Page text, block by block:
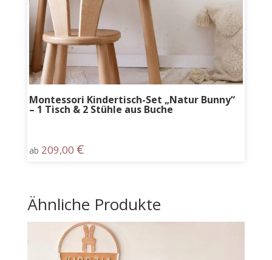
Montessori Kindertisch-Set „Natur Bunny“
– 1 Tisch & 2 Stühle aus Buche
ab 209,00 €
Ähnliche Produkte